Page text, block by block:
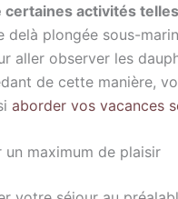
activités
delà plongée sous-
aller observer les
de cette manière,
aborder vos vacances
maximum de plaisir